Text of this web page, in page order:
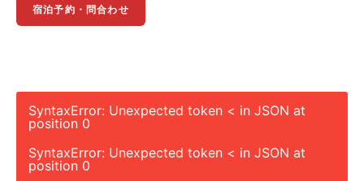
宿泊予約・問合わせ
SyntaxError: Unexpected token < in JSON at
position 0
SyntaxError: Unexpected token < in JSON at
position 0